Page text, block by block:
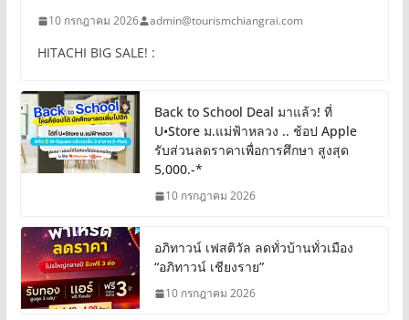
10 กรกฎาคม 2026 admin@tourismchiangrai.com
HITACHI BIG SALE! :
Back to School Deal มาแล้ว! ที่
U•Store ม.แม่ฟ้าหลวง .. ช้อป Apple
รับส่วนลดราคาเพื่อการศึกษา สูงสุด
5,000.-*
10 กรกฎาคม 2026
อภิทาวน์ เฟสติวัล ลดทั่วบ้านทั่วเมือง
“อภิทาวน์ เชียงราย”
10 กรกฎาคม 2026